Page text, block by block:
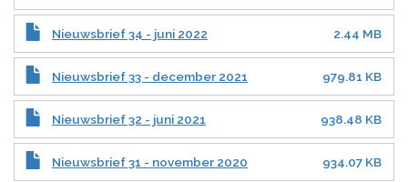
Nieuwsbrief 34 - juni 2022 2.44 MB
Nieuwsbrief 33 - december 2021 979.81 KB
Nieuwsbrief 32 - juni 2021 938.48 KB
Nieuwsbrief 31 - november 2020 934.07 KB